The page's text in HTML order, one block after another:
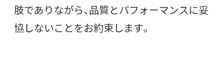
肢でありながら、品質とパフォーマンスに妥
協しないことをお約束します。